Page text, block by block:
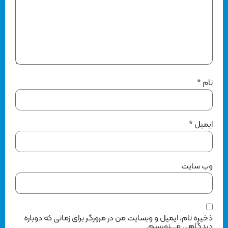
*
ایمیل*
وب‌ سایت
ذخیره نام، ایمیل و وبسایت من در مرورگر برای زمانی که دوباره